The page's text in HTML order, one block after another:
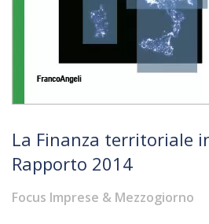
La Finanza territoriale
Rapporto 2014
Focus Imprese & Mezzogiorno